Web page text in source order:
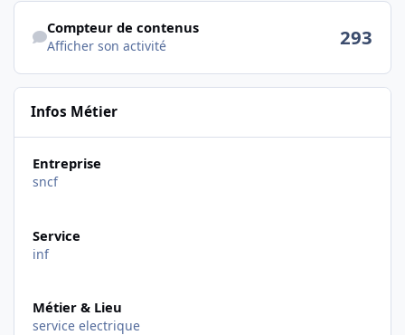
Afficher son activité
Compteur de contenus
Afficher son activité 293
Infos Métier
Entreprise
sncf
Service
inf
Métier & Lieu
service electrique